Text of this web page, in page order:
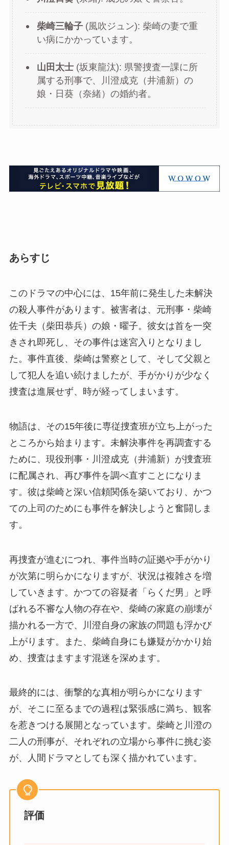
柴崎三輪子(風吹ジュン): 柴崎の妻で重
い病にかかっています​。
山田太士(坂東龍汰): 県警捜査一課に所
属する刑事で、川澄成克（井浦新）の
娘・日葵（奈緒）の婚約者。
あらすじ
このドラマの中心には、15年前に発生した未解決
の殺人事件があります。被害者は、元刑事・柴崎
佐千夫（柴田恭兵）の娘・曜子。彼女は首を一突
きされ即死し、その事件は迷宮入りとなりまし
た。事件直後、柴崎は警察として、そして父親と
して犯人を追い続けましたが、手がかりが少なく
捜査は進展せず、時が経ってしまいます​。
物語は、その15年後に専従捜査班が立ち上がった
ところから始まります。未解決事件を再調査する
ために、現役刑事・川澄成克（井浦新）が捜査班
に配属され、再び事件を調べ直すことになりま
す。彼は柴崎と深い信頼関係を築いており、かつ
ての上司のためにも事件を解決しようと奮闘しま
す。
再捜査が進むにつれ、事件当時の証拠や手がかり
が次第に明らかになりますが、状況は複雑さを増
していきます。かつての容疑者「らくだ男」と呼
ばれる不審な人物の存在や、柴崎の家庭の崩壊が
描かれる一方で、川澄自身の家族の問題も浮かび
上がります。また、柴崎自身にも嫌疑がかかり始
め、捜査はますます混迷を深めます​。
最終的には、衝撃的な真相が明らかになります
が、そこに至るまでの過程は緊張感に満ち、観客
を惹きつける展開となっています。柴崎と川澄の
二人の刑事が、それぞれの立場から事件に挑む姿
が、人間ドラマとしても深く描かれています​。
評価